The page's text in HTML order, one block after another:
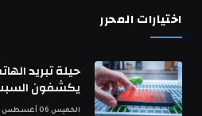
اختيارات المحرر
حيلة تبريد
يكشفون
الخميس 06 أغسطس 8:23 م